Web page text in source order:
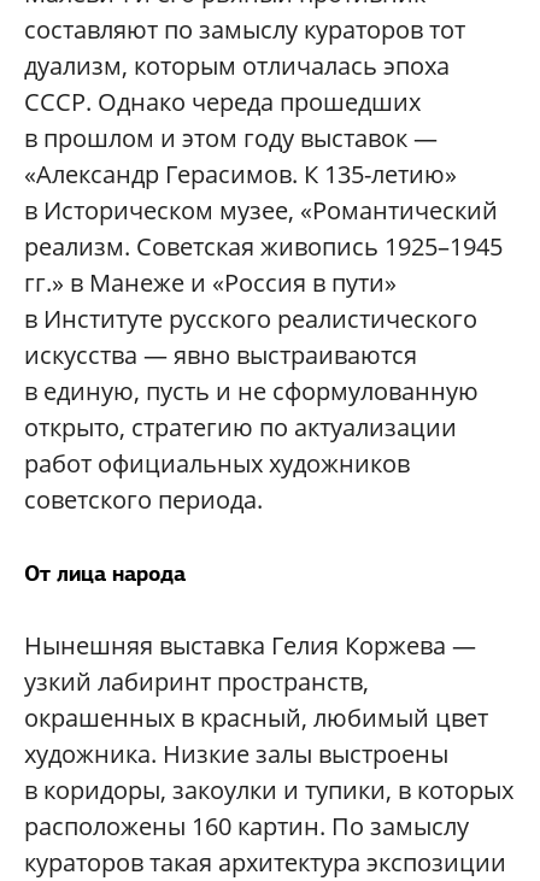
составляют по замыслу кураторов тот
дуализм, которым отличалась эпоха
СССР. Однако череда прошедших
в прошлом и этом году выставок —
«Александр Герасимов. К 135-летию»
в Историческом музее, «Романтический
реализм. Советская живопись 1925–1945
гг.» в Манеже и «Россия в пути»
в Институте русского реалистического
искусства — явно выстраиваются
в единую, пусть и не сформулованную
открыто, стратегию по актуализации
работ официальных художников
советского периода.
От лица народа
Нынешняя выставка Гелия Коржева —
узкий лабиринт пространств,
окрашенных в красный, любимый цвет
художника. Низкие залы выстроены
в коридоры, закоулки и тупики, в которых
расположены 160 картин. По замыслу
кураторов такая архитектура экспозиции